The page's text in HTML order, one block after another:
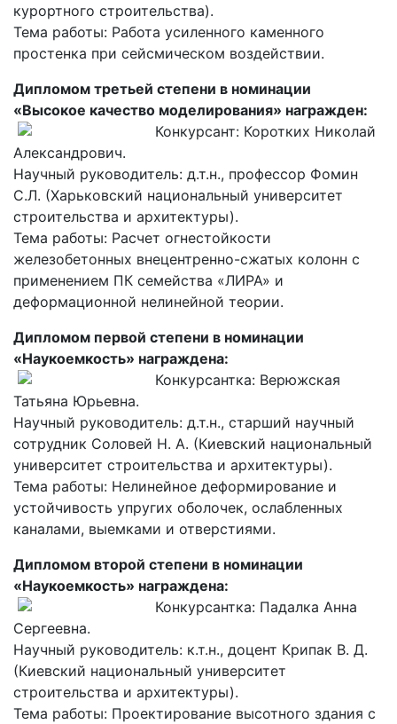
курортного строительства).
Тема работы: Работа усиленного каменного
простенка при сейсмическом воздействии.
Дипломом третьей степени в номинации
«Высокое качество моделирования» награжден:
Конкурсант: Коротких Николай
Александрович.
Научный руководитель: д.т.н., профессор Фомин
С.Л. (Харьковский национальный университет
строительства и архитектуры).
Тема работы: Расчет огнестойкости
железобетонных внецентренно-сжатых колонн с
применением ПК семейства «ЛИРА» и
деформационной нелинейной теории.
Дипломом первой степени в номинации
«Наукоемкость» награждена:
Конкурсантка: Верюжская
Татьяна Юрьевна.
Научный руководитель: д.т.н., старший научный
сотрудник Соловей Н. А. (Киевский национальный
университет строительства и архитектуры).
Тема работы: Нелинейное деформирование и
устойчивость упругих оболочек, ослабленных
каналами, выемками и отверстиями.
Дипломом второй степени в номинации
«Наукоемкость» награждена:
Конкурсантка: Падалка Анна
Сергеевна.
Научный руководитель: к.т.н., доцент Крипак В. Д.
(Киевский национальный университет
строительства и архитектуры).
Тема работы: Проектирование высотного здания с